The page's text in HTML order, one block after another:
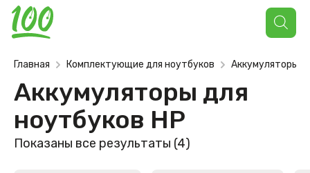
Поиск
товаров
Главная Комплектующие для ноутбуков Аккумуляторы
Аккумуляторы для
ноутбуков HP
Показаны все результаты (4)